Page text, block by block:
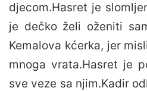
djecom.Hasret je
je dečko želi oženiti
Kemalova kćerka, jer
mnoga vrata.Hasret je
sve veze sa njim.Kadir